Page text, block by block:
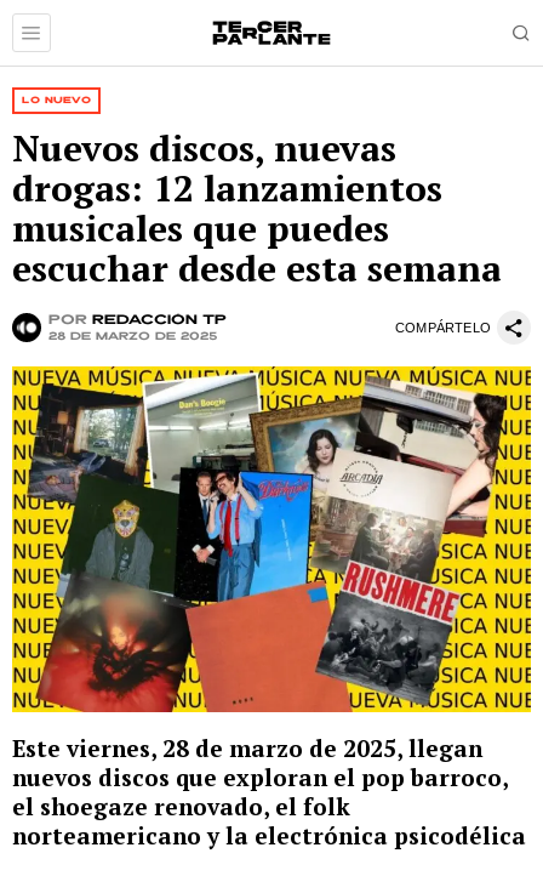
LO NUEVO
Nuevos discos, nuevas
drogas: 12 lanzamientos
musicales que puedes
escuchar desde esta semana
por Redacción TP
28 de marzo de 2025
COMPÁRTELO
Este viernes, 28 de marzo de 2025, llegan
nuevos discos que exploran el pop barroco,
el shoegaze renovado, el folk
norteamericano y la electrónica psicodélica